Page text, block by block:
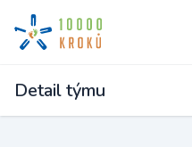
Detail týmu